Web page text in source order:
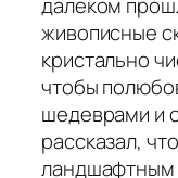
далеком
живописные
кристально
чтобы
шедеврами и
рассказал,
ландшафтным